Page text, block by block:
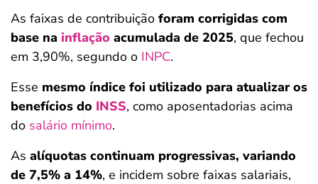
As faixas de contribuição foram corrigidas com
base na inflação acumulada de 2025, que fechou
em 3,90%, segundo o INPC.
Esse mesmo índice foi utilizado para atualizar os
benefícios do INSS, como aposentadorias acima
do salário mínimo.
As alíquotas continuam progressivas, variando
de 7,5% a 14%, e incidem sobre faixas salariais,